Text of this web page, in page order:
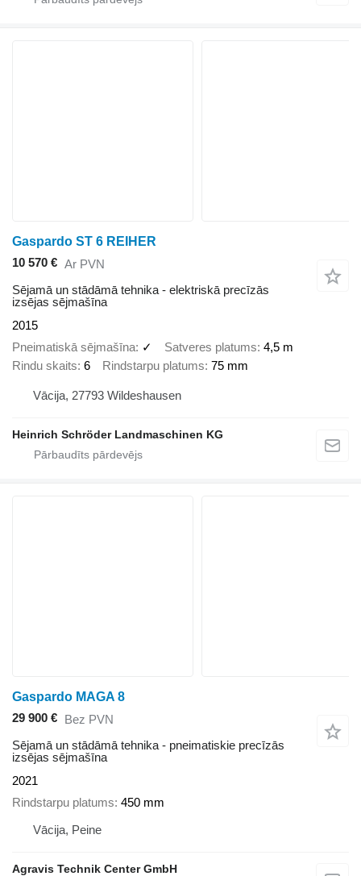
Gaspardo ST 6 REIHER
10 570 € Ar PVN
Sējamā un stādāmā tehnika - elektriskā precīzās
izsējas sējmašīna
2015
Pneimatiskā sējmašīna ✓ Satveres platums 4,5 m
Rindu skaits 6 Rindstarpu platums 75 mm
Vācija, 27793 Wildeshausen
Heinrich Schröder Landmaschinen KG
Gaspardo MAGA 8
29 900 € Bez PVN
Sējamā un stādāmā tehnika - pneimatiskie precīzās
izsējas sējmašīna
2021
Rindstarpu platums 450 mm
Vācija, Peine
Agravis Technik Center GmbH